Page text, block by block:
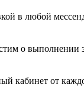
в любой
о выполнении
кабинет от